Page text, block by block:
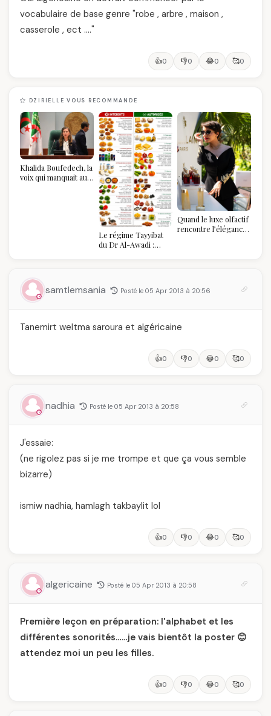
vocabulaire de base genre "robe , arbre , maison ,
casserole , ect …."
👍0 👎0 😂0 🥰0
DZIRIELLE VOUS RECOMMANDE
Khalida Boufedech, la
voix qui manquait au
Le régime Tayyibat
du Dr Al-Awadi :
vraiment savoir
Quand le luxe olfactif
rencontre l’élégance
samtlemsania Posté le 05 Apr 2013 à 20:56
Tanemirt weltma saroura et algéricaine
👍0 👎0 😂0 🥰0
nadhia Posté le 05 Apr 2013 à 20:58
J'essaie:
(ne rigolez pas si je me trompe et que ça vous semble
bizarre)
ismiw nadhia, hamlagh takbaylit lol
👍0 👎0 😂0 🥰0
algericaine Posté le 05 Apr 2013 à 20:58
Première leçon en préparation: l'alphabet et les
différentes sonorités……je vais bientôt la poster 😊
attendez moi un peu les filles.
👍0 👎0 😂0 🥰0